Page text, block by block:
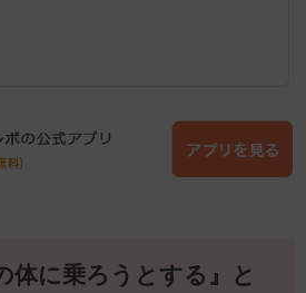
体に乗ろうとする』と